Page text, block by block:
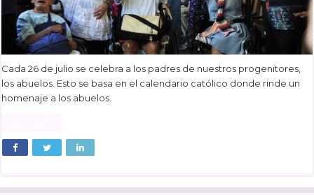
Cada 26 de julio se celebra a los padres de nuestros progenitores,
los abuelos. Esto se basa en el calendario católico donde rinde un
homenaje a los abuelos.